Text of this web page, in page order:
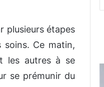
plusieurs étapes
soins. Ce matin,
les autres à se
se prémunir du